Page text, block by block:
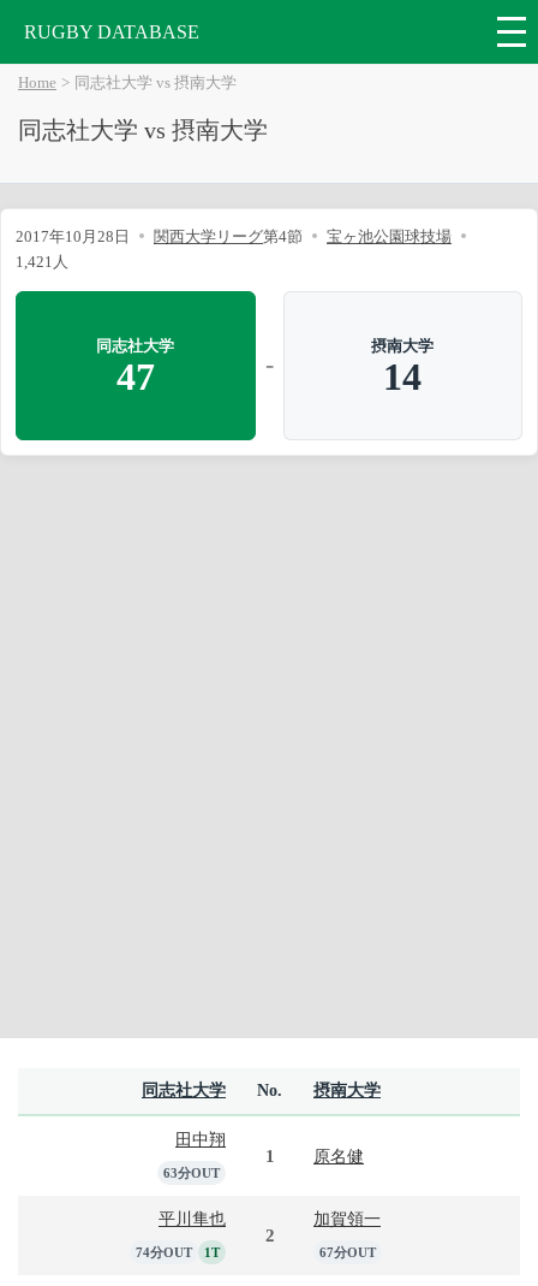
RUGBY DATABASE
Home 同志社大学 vs 摂南大学
同志社大学 vs 摂南大学
2017年10月28日 関西大学リーグ第4節
宝ヶ池公園球技場
1,421人
同志社大学
47 -
摂南大学
14
同志社大学 No. 摂南大学
田中翔
63分OUT
1 原名健
平川隼也
74分OUT 1T
2
加賀領一
67分OUT